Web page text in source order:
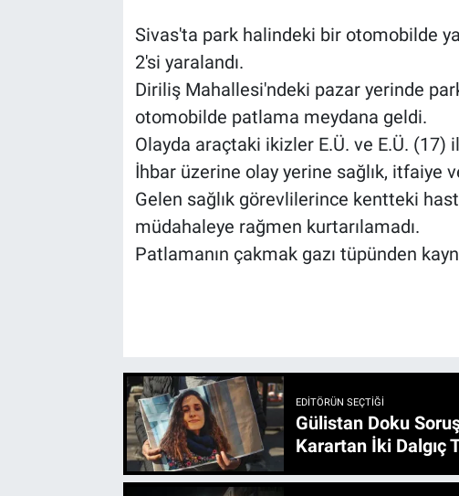
Sivas'ta park halindeki bir otomobilde
2'si yaralandı.
Diriliş Mahallesi'ndeki pazar yerinde
otomobilde patlama meydana geldi.
Olayda araçtaki ikizler E.Ü. ve E.Ü. (17)
İhbar üzerine olay yerine sağlık, itfaiye
Gelen sağlık görevlilerince kentteki
müdahaleye rağmen kurtarılamadı.
Patlamanın çakmak gazı tüpünden
EDITÖRÜN SEÇTIĞI
Gülistan Doku
Karartan İki Dalgıç